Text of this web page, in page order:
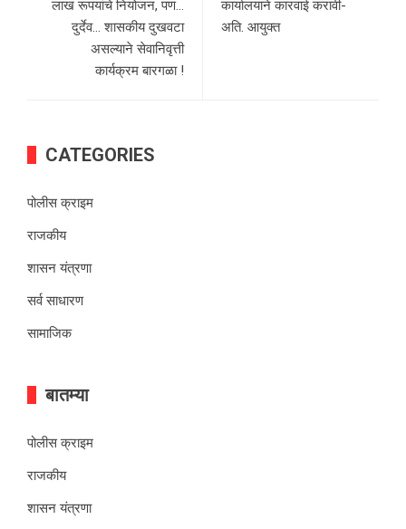
लाख रूपयांचे नियोजन, पण…
दुर्देव… शासकीय दुखवटा
असल्याने सेवानिवृत्ती
कार्यक्रम बारगळा !
कार्यालयाने कारवाई करावी-
अति. आयुक्त
CATEGORIES
पोलीस क्राइम
राजकीय
शासन यंत्रणा
सर्व साधारण
सामाजिक
बातम्या
पोलीस क्राइम
राजकीय
शासन यंत्रणा